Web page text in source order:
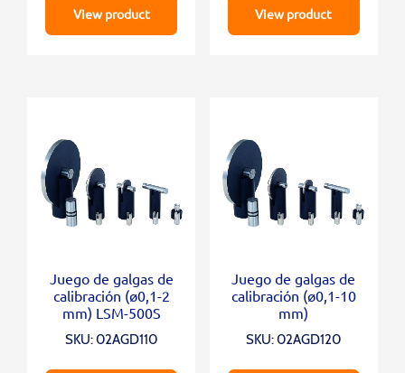
View product View product
Juego de galgas de
calibración (ø0,1-2
mm) LSM-500S
SKU: 02AGD110
Juego de galgas de
calibración (ø0,1-10
mm)
SKU: 02AGD120